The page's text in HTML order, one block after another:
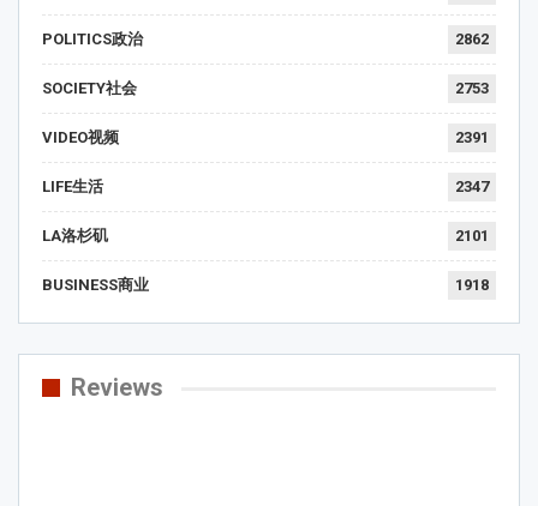
POLITICS政治 2862
SOCIETY社会 2753
VIDEO视频 2391
LIFE生活 2347
LA洛杉矶 2101
BUSINESS商业 1918
Reviews